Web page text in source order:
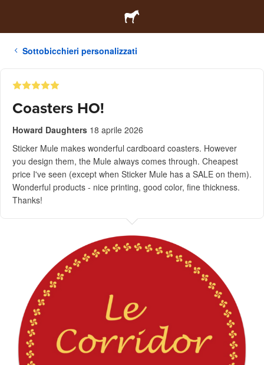
Sottobicchieri personalizzati
Coasters HO!
Howard Daughters 18 aprile 2026
Sticker Mule makes wonderful cardboard coasters. However
you design them, the Mule always comes through. Cheapest
price I've seen (except when Sticker Mule has a SALE on them).
Wonderful products - nice printing, good color, fine thickness.
Thanks!